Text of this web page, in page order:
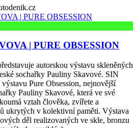
| PURE OBSESSION
autorskou výstavu skleněných
sochařky Pauliny Skavové. SIN
Pure Obsession, nejnovější
Pauliny Skavové, která ve své
vztah člověka, zvířete a
ukrytých v kolektivní paměti. Výstava
děl realizovaných ve skle, bronzu